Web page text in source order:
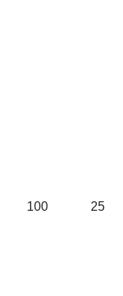
100 25